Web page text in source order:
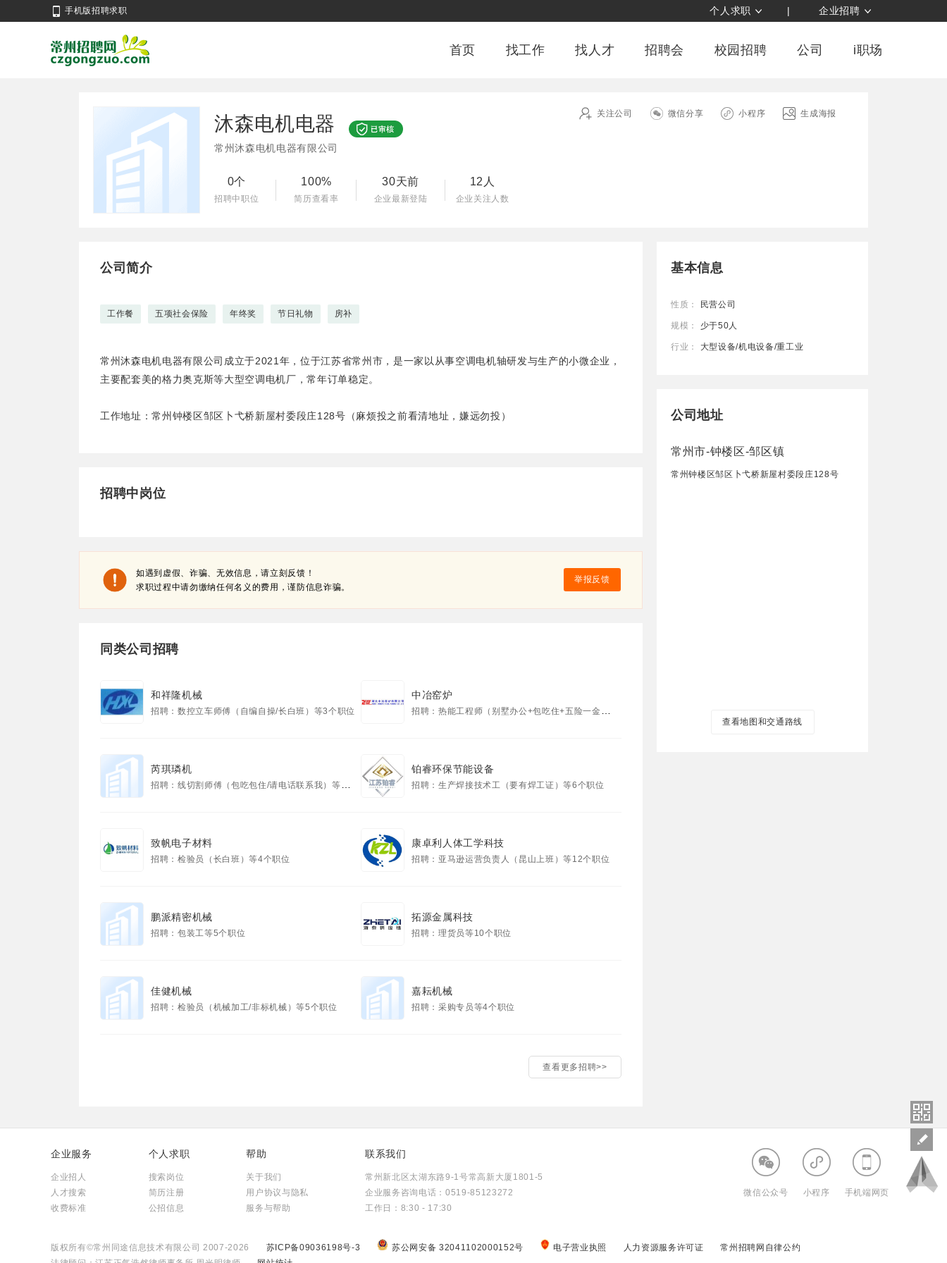
手机版招聘求职 个人求职 | 企业招聘
首页 找工作 找人才 招聘会 校园招聘 公司 i职场
沐森电机电器
常州沐森电机电器有限公司
0个
招聘中职位
100%
简历查看率
30天前
企业最新登陆
12人
企业关注人数
关注公司 微信分享 小程序 生成海报
公司简介
工作餐 五项社会保险 年终奖 节日礼物 房补
常州沐森电机电器有限公司成立于2021年，位于江苏省常州市，是一家以从事空调电机轴研发与生产的小微企业，
主要配套美的格力奥克斯等大型空调电机厂，常年订单稳定。
工作地址：常州钟楼区邹区卜弋桥新屋村委段庄128号（麻烦投之前看清地址，嫌远勿投）
招聘中岗位
举报反馈
如遇到虚假、诈骗、无效信息，请立刻反馈！
求职过程中请勿缴纳任何名义的费用，谨防信息诈骗。
同类公司招聘
和祥隆机械
招聘：数控立车师傅（自编自操/长白班）等3个职位
中冶窑炉
招聘：热能工程师（别墅办公+包吃住+五险一金）...等4个职位
芮琪璘机
招聘：线切割师傅（包吃包住/请电话联系我）等2个职位
铂睿环保节能设备
招聘：生产焊接技术工（要有焊工证）等6个职位
致帆电子材料
招聘：检验员（长白班）等4个职位
康卓利人体工学科技
招聘：亚马逊运营负责人（昆山上班）等12个职位
鹏派精密机械
招聘：包装工等5个职位
拓源金属科技
招聘：理货员等10个职位
佳健机械
招聘：检验员（机械加工/非标机械）等5个职位
嘉耘机械
招聘：采购专员等4个职位
查看更多招聘>>
基本信息
性质： 民营公司
规模： 少于50人
行业： 大型设备/机电设备/重工业
公司地址
常州市-钟楼区-邹区镇
常州钟楼区邹区卜弋桥新屋村委段庄128号
查看地图和交通路线
企业服务
企业招人
人才搜索
收费标准
个人求职
搜索岗位
简历注册
公招信息
帮助
关于我们
用户协议与隐私
服务与帮助
联系我们
常州新北区太湖东路9-1号常高新大厦1801-5
企业服务咨询电话：0519-85123272
工作日：8:30 - 17:30
微信公众号 小程序 手机端网页
版权所有©常州同途信息技术有限公司 2007-2026 苏ICP备09036198号-3 苏公网安备 32041102000152号 电子营业执照 人力资源服务许可证
常州招聘网自律公约